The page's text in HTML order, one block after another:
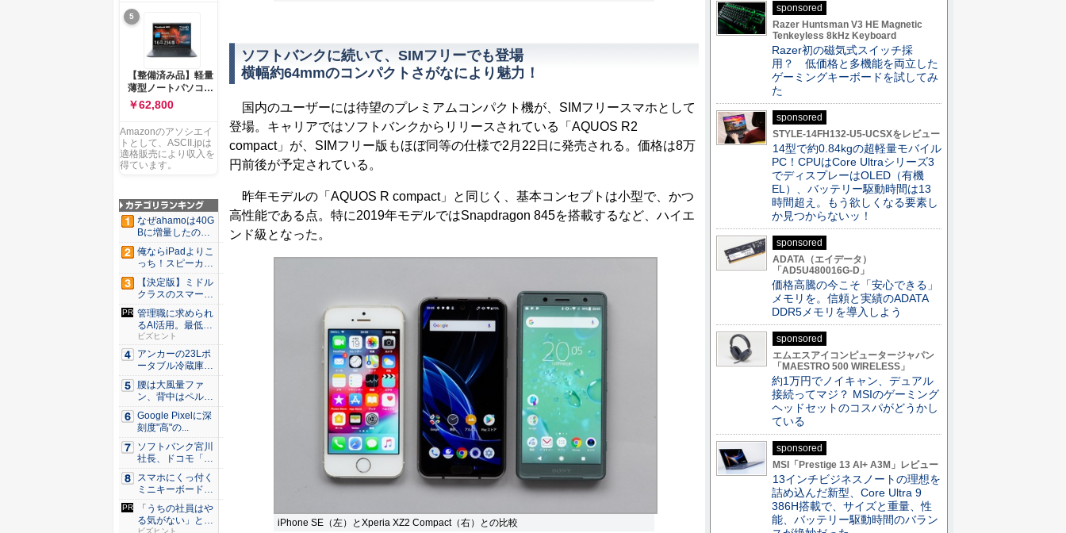
ソフトバンクに続いて、SIMフリーでも登場
横幅約64mmのコンパクトさがなにより魅力！
国内のユーザーには待望のプレミアムコンパクト機が、SIMフリースマホとして
登場。キャリアではソフトバンクからリリースされている「AQUOS R2
compact」が、SIMフリー版もほぼ同等の仕様で2月22日に発売される。価格は8万
円前後が予定されている。
昨年モデルの「AQUOS R compact」と同じく、基本コンセプトは小型で、かつ
高性能である点。特に2019年モデルではSnapdragon 845を搭載するなど、ハイエ
ンド級となった。
iPhone SE（左）とXperia XZ2 Compact（右）との比較
ンチ AMD Ryzen 7
170 メモリ16GB
SSD 512GB
Microsoft 365
Personal (24か月版)
搭載 Windows 11 重
量1.7kg Wi-Fi 6E ク
ワイエットブルー
M1502NAQ-
5
【整備済み品】軽量
薄型ノートパソコン
dynabook G83 ■
13.3型
FHD(1920x1080) -
高性能第11世代Core
i5-1135G7 - メモリ
16GB - SSD 256GB
USB Type-C - MS
Office 2021 - Win11
搭載
￥62,800
Amazonのアソシエイ
トとして、ASCII.jpは
適格販売により収入を
得ています。
なぜahamoは40G
Bに増量したの
か ...
俺ならiPadよりこ
っち！スピーカー
9個...
【決定版】ミドル
クラスのスマート
フォンの...
管理職に求められ
るAI活用。最低限
やるべ...
ビズヒント
アンカーの23Lポ
ータブル冷蔵庫が
Ama...
腰は大風量ファ
ン、背中はペルチ
ェ冷却。ダ...
Google Pixelに深
刻度"高"の...
ソフトバンク宮川
社長、ドコモ「ah
amo...
スマホにくっ付く
ミニキーボード！
触ってわ...
「うちの社員はや
る気がない」と嘆
ビズヒント
sponsored
Razer Huntsman V3 HE Magnetic
Tenkeyless 8kHz Keyboard
Razer初の磁気式スイッチ採
用？ 低価格と多機能を両立した
ゲーミングキーボードを試してみ
た
sponsored
STYLE-14FH132-U5-UCSXをレビュー
14型で約0.84kgの超軽量モバイル
PC！CPUはCore Ultraシリーズ3
でディスプレーはOLED（有機
EL）、バッテリー駆動時間は13
時間超え。もう欲しくなる要素し
か見つからないッ！
sponsored
ADATA（エイデータ）
「AD5U480016G-D」
価格高騰の今こそ「安心できる」
メモリを。信頼と実績のADATA
DDR5メモリを導入しよう
sponsored
エムエスアイコンピュータージャパン
「MAESTRO 500 WIRELESS」
約1万円でノイキャン、デュアル
接続ってマジ？ MSIのゲーミング
ヘッドセットのコスパがどうかし
ている
sponsored
MSI「Prestige 13 AI+ A3M」レビュー
13インチビジネスノートの理想を
詰め込んだ新型、Core Ultra 9
386H搭載で、サイズと重量、性
能、バッテリー駆動時間のバラン